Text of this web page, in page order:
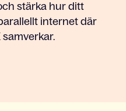
stärka hur ditt
internet där
samverkar.